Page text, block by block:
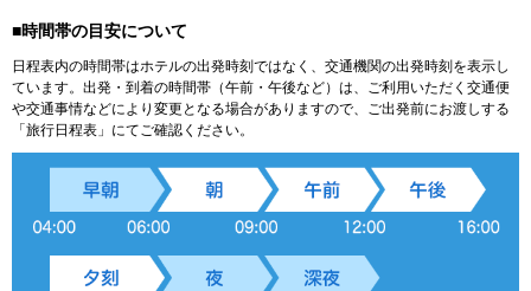
■時間帯の目安について
日程表内の時間帯はホテルの出発時刻ではなく、交通機関の出発時刻を表示し
ています。出発・到着の時間帯（午前・午後など）は、ご利用いただく交通便
や交通事情などにより変更となる場合がありますので、ご出発前にお渡しする
「旅行日程表」にてご確認ください。